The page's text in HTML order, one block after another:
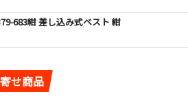
683紺 差し込み式ベスト 紺
せ商品